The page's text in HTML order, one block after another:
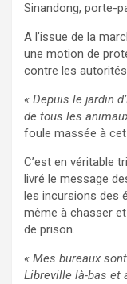
Sinandong, porte-
A l’issue de la
une motion de
contre les
« Depuis le jardin
de tous les
foule massée à cet
C’est en véritable
livré le message
les incursions des
même à chasser
de prison.
« Mes bureaux
Libreville là-bas et